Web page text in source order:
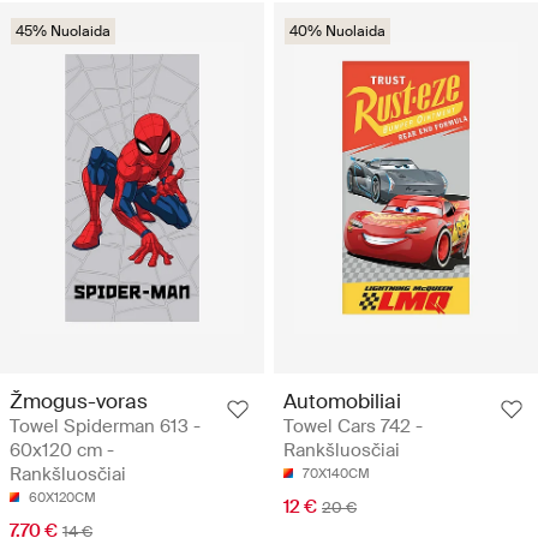
45% Nuolaida
Žmogus-voras
Towel Spiderman 613 -
60x120 cm -
Rankšluosčiai
60X120CM
7.70 € 14 €
40% Nuolaida
Automobiliai
Towel Cars 742 -
Rankšluosčiai
70X140CM
12 € 20 €